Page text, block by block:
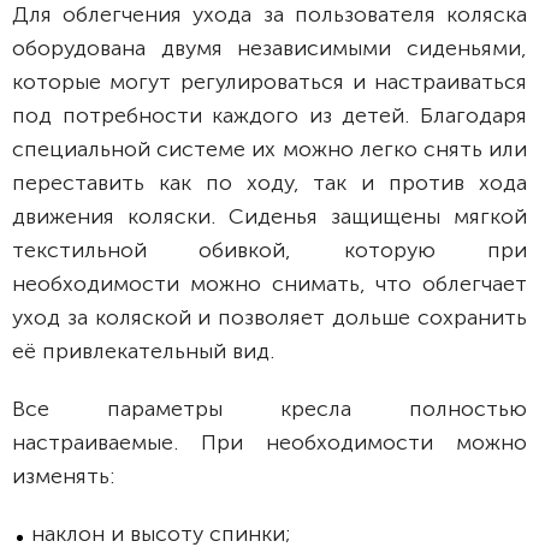
Для облегчения ухода за пользователя коляска
оборудована двумя независимыми сиденьями,
которые могут регулироваться и настраиваться
под потребности каждого из детей. Благодаря
специальной системе их можно легко снять или
переставить как по ходу, так и против хода
движения коляски. Сиденья защищены мягкой
текстильной обивкой, которую при
необходимости можно снимать, что облегчает
уход за коляской и позволяет дольше сохранить
её привлекательный вид.
Все параметры кресла полностью
настраиваемые. При необходимости можно
изменять:
наклон и высоту спинки;